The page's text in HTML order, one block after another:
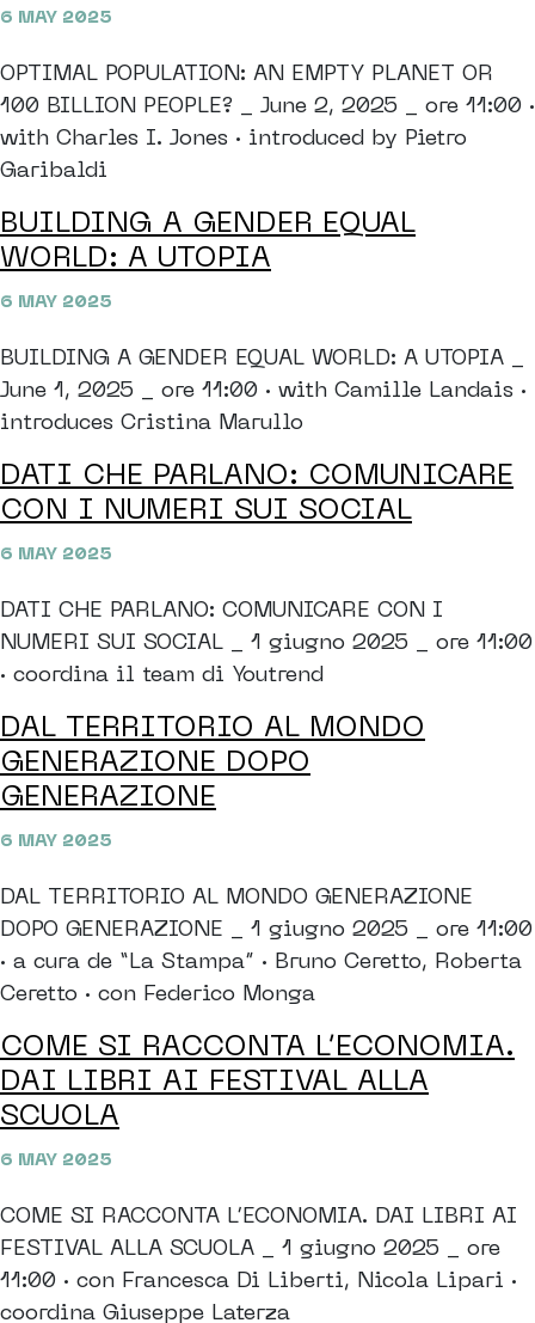
6 MAY 2025
OPTIMAL POPULATION: AN EMPTY PLANET OR
100 BILLION PEOPLE? _ June 2, 2025 _ ore 11:00 ·
with Charles I. Jones · introduced by Pietro
Garibaldi
BUILDING A GENDER EQUAL
WORLD: A UTOPIA
6 MAY 2025
BUILDING A GENDER EQUAL WORLD: A UTOPIA _
June 1, 2025 _ ore 11:00 · with Camille Landais ·
introduces Cristina Marullo
DATI CHE PARLANO: COMUNICARE
CON I NUMERI SUI SOCIAL
6 MAY 2025
DATI CHE PARLANO: COMUNICARE CON I
NUMERI SUI SOCIAL _ 1 giugno 2025 _ ore 11:00
· coordina il team di Youtrend
DAL TERRITORIO AL MONDO
GENERAZIONE DOPO
GENERAZIONE
6 MAY 2025
DAL TERRITORIO AL MONDO GENERAZIONE
DOPO GENERAZIONE _ 1 giugno 2025 _ ore 11:00
· a cura de “La Stampa” · Bruno Ceretto, Roberta
Ceretto · con Federico Monga
COME SI RACCONTA L’ECONOMIA.
DAI LIBRI AI FESTIVAL ALLA
SCUOLA
6 MAY 2025
COME SI RACCONTA L’ECONOMIA. DAI LIBRI AI
FESTIVAL ALLA SCUOLA _ 1 giugno 2025 _ ore
11:00 · con Francesca Di Liberti, Nicola Lipari ·
coordina Giuseppe Laterza